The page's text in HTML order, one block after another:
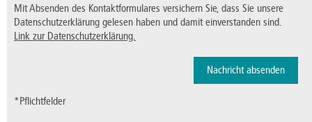
Mit Absenden des Kontaktformulares versichern Sie, dass Sie unsere
Datenschutzerklärung gelesen haben und damit einverstanden sind.
Link zur Datenschutzerklärung.
*Pflichtfelder